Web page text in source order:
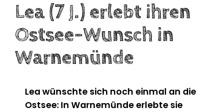
Lea (7 J.) erlebt ihren
Ostsee-Wunsch in
Warnemünde
Lea wünschte sich noch einmal an die
Ostsee: In Warnemünde erlebte sie